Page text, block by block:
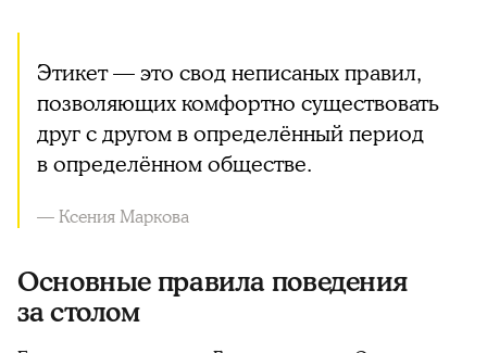
Этикет — это свод неписаных правил,
позволяющих комфортно существовать
друг с другом в определённый период
в определённом обществе.
— Ксения Маркова
Основные правила поведения
за столом